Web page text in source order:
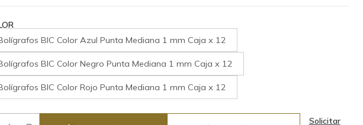
BIC Color Azul Punta Mediana 1 mm Caja x 12
BIC Color Negro Punta Mediana 1 mm Caja x 12
BIC Color Rojo Punta Mediana 1 mm Caja x 12
Solicitar